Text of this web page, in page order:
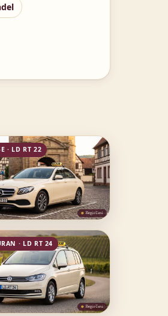
· LD RT 22
· LD RT 24